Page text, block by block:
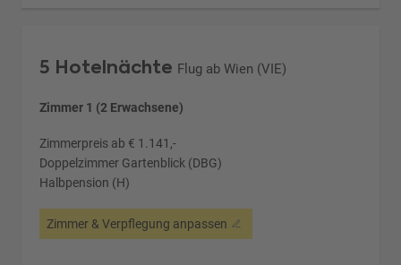
5 Hotelnächte Flug ab Wien (VIE)
Zimmer 1 (2 Erwachsene)
Zimmerpreis ab € 1.141,-
Doppelzimmer Gartenblick (DBG)
Halbpension (H)
Zimmer & Verpflegung anpassen